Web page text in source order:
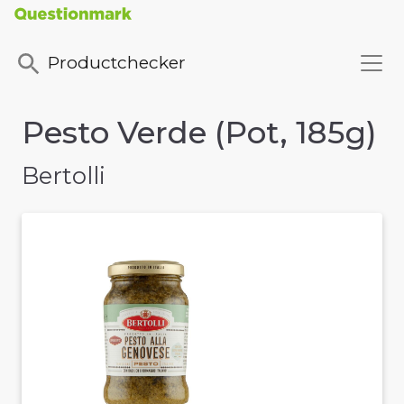
Productchecker
Pesto Verde (Pot, 185g)
Bertolli